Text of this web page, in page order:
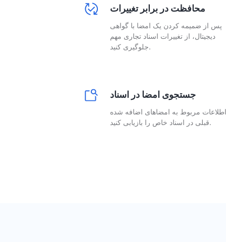
محافظت در برابر تغییرات
پس از ضمیمه کردن یک امضا با گواهی
دیجیتال، از تغییرات اسناد تجاری مهم
جلوگیری کنید.
جستجوی امضا در اسناد
اطلاعات مربوط به امضاهای اضافه شده
قبلی در اسناد خاص را بازیابی کنید.